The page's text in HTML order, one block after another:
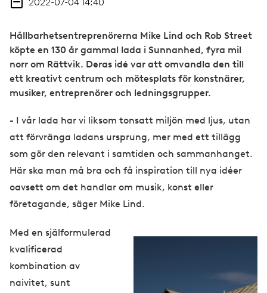
Hållbarhetsentreprenörerna Mike Lind och Rob Street
köpte en 130 år gammal lada i Sunnanhed, fyra mil
norr om Rättvik. Deras idé var att omvandla den till
ett kreativt centrum och mötesplats för konstnärer,
musiker, entreprenörer och ledningsgrupper.
- I vår lada har vi liksom tonsatt miljön med ljus, utan
att förvränga ladans ursprung, mer med ett tillägg
som gör den relevant i samtiden och sammanhanget.
Här ska man må bra och få inspiration till nya idéer
oavsett om det handlar om musik, konst eller
företagande, säger Mike Lind.
Med en själformulerad
kvalificerad
kombination av
naivitet, sunt